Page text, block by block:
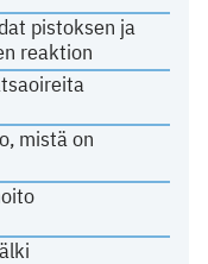
pistoksen ja
reaktion
mistä on